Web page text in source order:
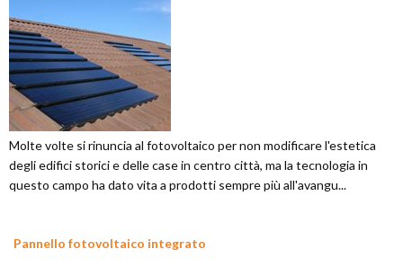
Molte volte si rinuncia al fotovoltaico per non modificare l'estetica
degli edifici storici e delle case in centro città, ma la tecnologia in
questo campo ha dato vita a prodotti sempre più all'avangu...
Pannello fotovoltaico integrato